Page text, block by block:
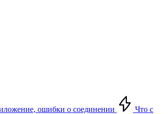
ошибки о соединении Что с